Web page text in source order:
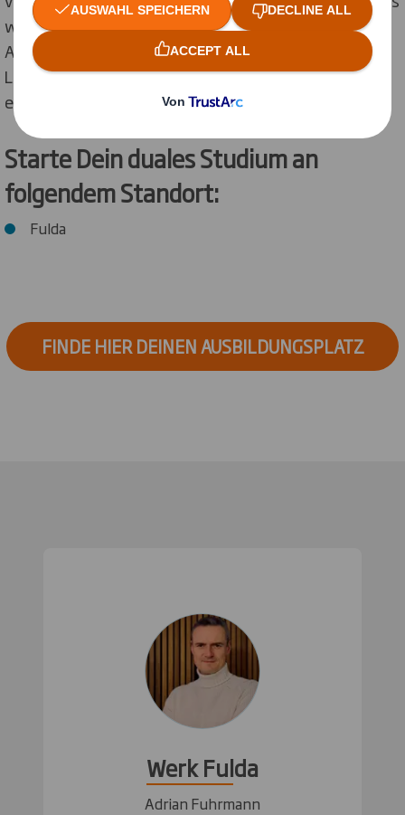
wir ein attraktiver Arbeitgeber sind, denn nach
Abschluss Deines Studiums wollen wir Dich bei guter
Leistung in einer verantwortungsvollen Position
einstellen.
Starte Dein duales Studium an
folgendem Standort:
Fulda
FINDE HIER DEINEN AUSBILDUNGSPLATZ
Werk Fulda
Adrian Fuhrmann